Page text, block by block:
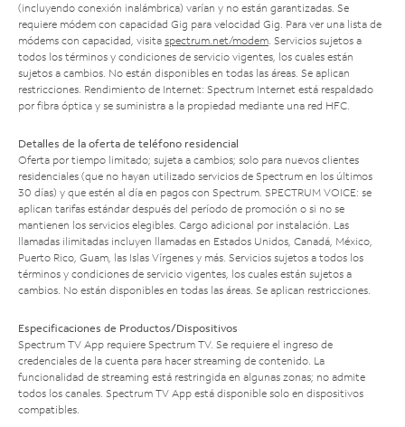
(incluyendo conexión inalámbrica) varían y no están garantizadas. Se
requiere módem con capacidad Gig para velocidad Gig. Para ver una lista de
módems con capacidad, visita spectrum.net/modem. Servicios sujetos a
todos los términos y condiciones de servicio vigentes, los cuales están
sujetos a cambios. No están disponibles en todas las áreas. Se aplican
restricciones. Rendimiento de Internet: Spectrum Internet está respaldado
por fibra óptica y se suministra a la propiedad mediante una red HFC.
Detalles de la oferta de teléfono residencial
Oferta por tiempo limitado; sujeta a cambios; solo para nuevos clientes
residenciales (que no hayan utilizado servicios de Spectrum en los últimos
30 días) y que estén al día en pagos con Spectrum. SPECTRUM VOICE: se
aplican tarifas estándar después del período de promoción o si no se
mantienen los servicios elegibles. Cargo adicional por instalación. Las
llamadas ilimitadas incluyen llamadas en Estados Unidos, Canadá, México,
Puerto Rico, Guam, las Islas Vírgenes y más. Servicios sujetos a todos los
términos y condiciones de servicio vigentes, los cuales están sujetos a
cambios. No están disponibles en todas las áreas. Se aplican restricciones.
Especificaciones de Productos/Dispositivos
Spectrum TV App requiere Spectrum TV. Se requiere el ingreso de
credenciales de la cuenta para hacer streaming de contenido. La
funcionalidad de streaming está restringida en algunas zonas; no admite
todos los canales. Spectrum TV App está disponible solo en dispositivos
compatibles.